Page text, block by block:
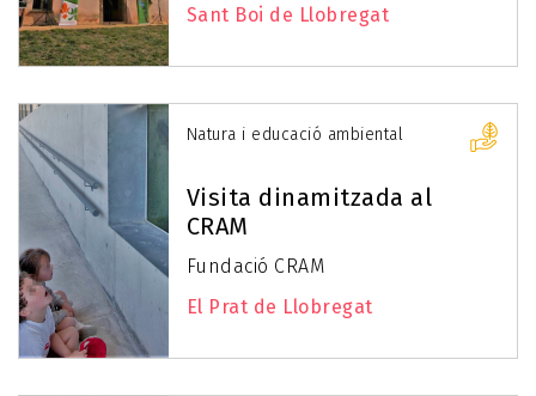
Sant Boi de Llobregat
Natura i educació ambiental
Visita dinamitzada al
CRAM
Fundació CRAM
El Prat de Llobregat